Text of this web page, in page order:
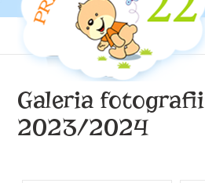
Galeria fotografii
2023/2024